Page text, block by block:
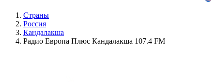
Страны
Россия
Кандалакша
Радио Европа Плюс Кандалакша 107.4 FM